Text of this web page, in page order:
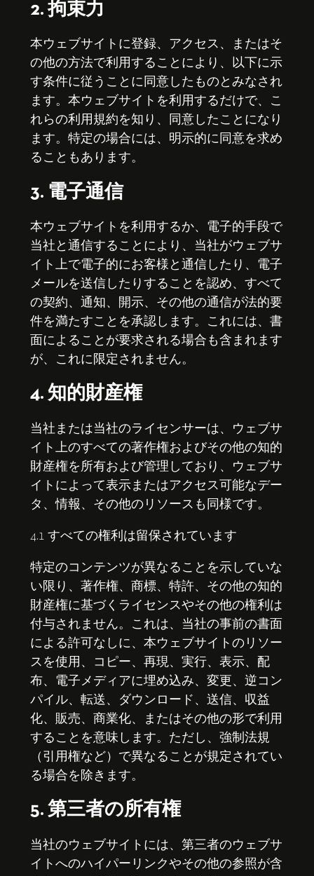
2. 拘束力
本ウェブサイトに登録、アクセス、またはそ
の他の方法で利用することにより、以下に示
す条件に従うことに同意したものとみなされ
ます。本ウェブサイトを利用するだけで、こ
れらの利用規約を知り、同意したことになり
ます。特定の場合には、明示的に同意を求め
ることもあります。
3. 電子通信
本ウェブサイトを利用するか、電子的手段で
当社と通信することにより、当社がウェブサ
イト上で電子的にお客様と通信したり、電子
メールを送信したりすることを認め、すべて
の契約、通知、開示、その他の通信が法的要
件を満たすことを承認します。これには、書
面によることが要求される場合も含まれます
が、これに限定されません。
4. 知的財産権
当社または当社のライセンサーは、ウェブサ
イト上のすべての著作権およびその他の知的
財産権を所有および管理しており、ウェブサ
イトによって表示またはアクセス可能なデー
タ、情報、その他のリソースも同様です。
4.1 すべての権利は留保されています
特定のコンテンツが異なることを示していな
い限り、著作権、商標、特許、その他の知的
財産権に基づくライセンスやその他の権利は
付与されません。これは、当社の事前の書面
による許可なしに、本ウェブサイトのリソー
スを使用、コピー、再現、実行、表示、配
布、電子メディアに埋め込み、変更、逆コン
パイル、転送、ダウンロード、送信、収益
化、販売、商業化、またはその他の形で利用
することを意味します。ただし、強制法規
（引用権など）で異なることが規定されてい
る場合を除きます。
5. 第三者の所有権
当社のウェブサイトには、第三者のウェブサ
イトへのハイパーリンクやその他の参照が含